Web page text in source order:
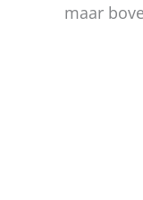
maar